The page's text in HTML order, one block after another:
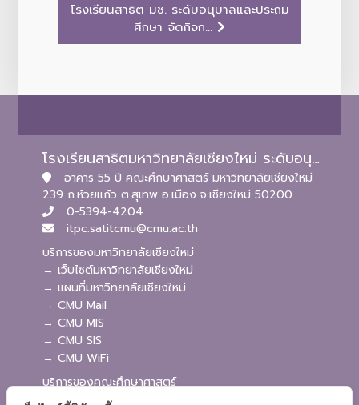
โรงเรียนสาธิต มช. ระดับอนุบาลและประถม
ศึกษา จัดกิจก...
โรงเรียนสาธิตมหาวิทยาลัยเชียงใหม่ ระดับอนุบาลและประถมศึกษา
อาคาร 55 ปี คณะศึกษาศาสตร์ มหาวิทยาลัยเชียงใหม่
239 ถ.ห้วยแก้ว ต.สุเทพ อ.เมือง จ.เชียงใหม่ 50200
0-5394-4204
itpc.satitcmu@cmu.ac.th
บริการของมหาวิทยาลัยเชียงใหม่
→ เว็บไซต์มหาวิทยาลัยเชียงใหม่
→ แผนที่มหาวิทยาลัยเชียงใหม่
→ CMU Mail
→ CMU MIS
→ CMU SIS
→ CMU WiFi
บริการของคณะศึกษาศาสตร์
→ เว็บไซต์คณะศึกษาศาสตร์